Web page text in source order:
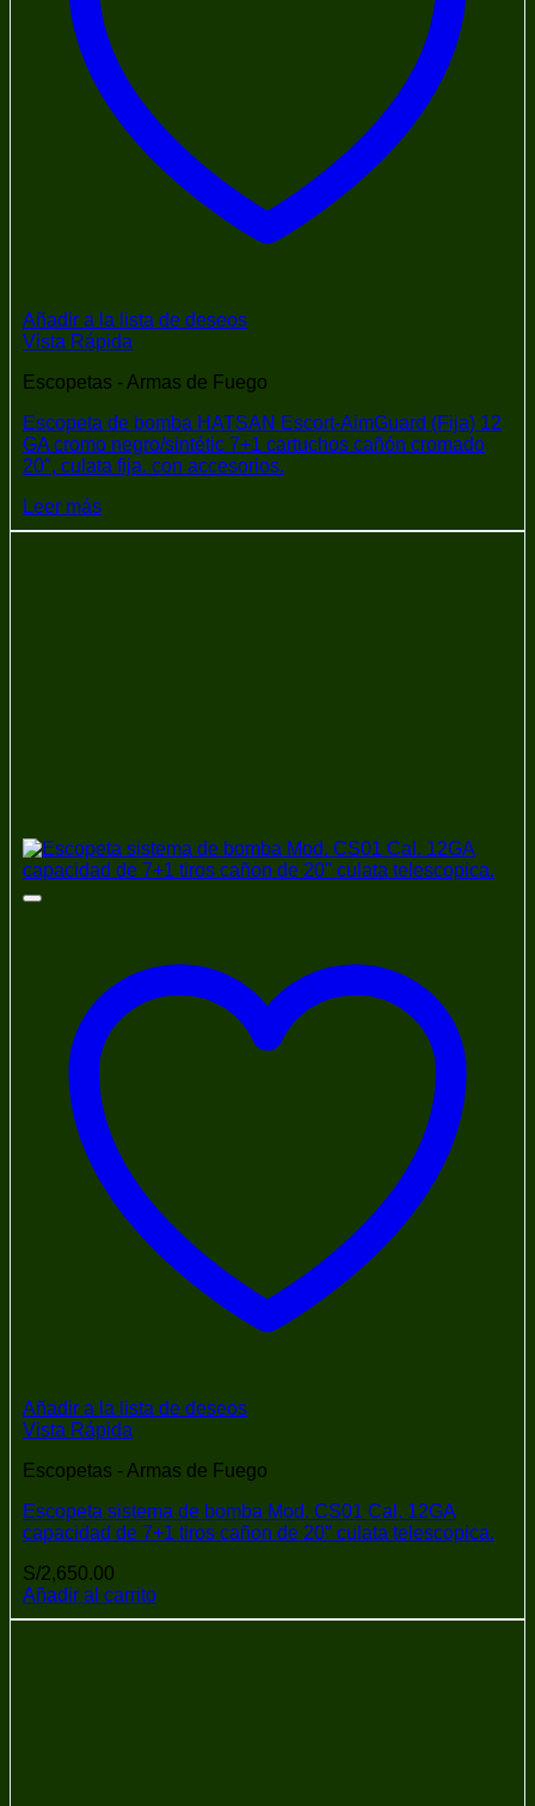
Añadir a la lista de deseos
Vista Rápida
Escopetas - Armas de Fuego
Escopeta de bomba HATSAN Escort-AimGuard (Fija) 12
GA cromo negro/sintétic 7+1 cartuchos cañón cromado
20″, culata fija. con accesorios.
Leer más
Añadir a la lista de deseos
Vista Rápida
Escopetas - Armas de Fuego
Escopeta sistema de bomba Mod. CS01 Cal. 12GA
capacidad de 7+1 tiros cañon de 20″ culata telescopica.
S/2,650.00
Añadir al carrito